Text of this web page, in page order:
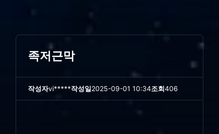
족저근막
작성자vi*****작성일2025-09-01 10:34조회406